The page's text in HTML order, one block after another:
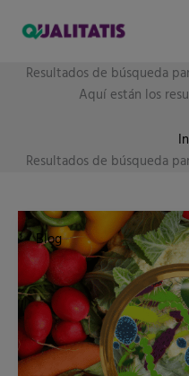
Resultados de búsqueda
Aquí están los
Resultados de búsqueda
Blog
¿Están
aumentando
las
enfermedades
de
transmisión
alimentaria?
Cómo
evitarlas.